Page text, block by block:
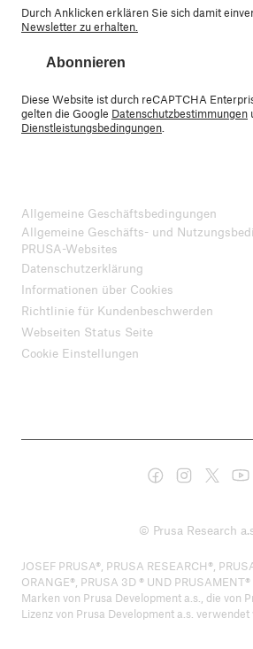
Durch Anklicken erklären Sie sich damit
Newsletter zu erhalten.
Abonnieren
Diese Website ist durch reCAPTCHA
gelten die Google Datenschutzbestimmungen
Dienstleistungsbedingungen
Allgemeine Geschäftsbedingungen
Allgemeine Geschäfts- und
PRUSA-Websites
Datenschutzerklärung
Informationen über Cookies
Richtlinie für Kundenbeschwerden
Webseiten Status Seite
Cookie Einstellungen
© Prusa Research
JOSEF PRUSA®, PRUSA RESEARCH®,
ORANGE®, PRUSA 3D ® UND
Marken von Prusa Development a.s., die von
Lizenz von Prusa Development a.s. verwendet